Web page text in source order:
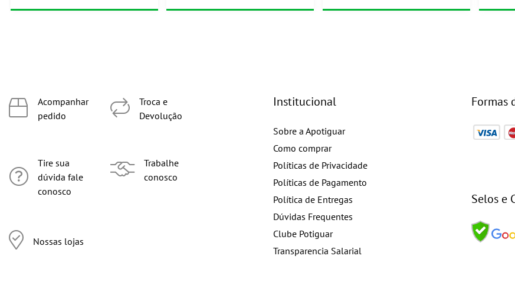
Acompanhar
pedido
Tire sua
dúvida fale
conosco
Nossas lojas
Troca e
Devolução
Trabalhe
conosco
Institucional
Sobre a Apotiguar
Como comprar
Políticas de Privacidade
Políticas de Pagamento
Política de Entregas
Dúvidas Frequentes
Clube Potiguar
Transparencia Salarial
Formas
Selos e